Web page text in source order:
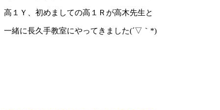
高１Ｙ、初めましての高１Ｒが高木先生と
一緒に長久手教室にやってきました(´▽｀*)